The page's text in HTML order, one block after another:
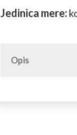
Jedinica mere:
Opis
Gornje Crniljevo,